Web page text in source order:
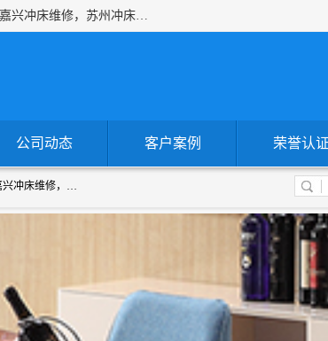
上海沃锻机械有限公司专业承接各种进口、国产冲床维修，公司主营：小松AlDA金丰协易冲床维修，嘉兴冲床维修，苏州冲床维修，冷镦机热模锻机床维修，提供各种冲床配件！！一站式服务为您解决一切冲床问题！
公司动态 客户案例 荣誉认证
上海沃锻机械有限公司专业承接各种进口、国产冲床维修，公司主营：小松AlDA金丰协易冲床维修，嘉兴冲床维修，苏州冲床维修，冷镦机热模锻机床维修，提供各种冲床配件！！一站式服务为您解决一切冲床问题！